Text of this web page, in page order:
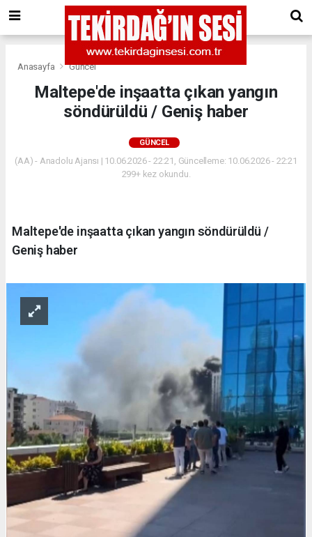
Anasayfa Güncel
Maltepe'de inşaatta çıkan yangın
söndürüldü / Geniş haber
GÜNCEL
(AA) - Anadolu Ajansı | 10.06.2026 - 22:21, Güncelleme: 10.06.2026 - 22:21
299+ kez okundu.
Maltepe'de inşaatta çıkan yangın söndürüldü /
Geniş haber